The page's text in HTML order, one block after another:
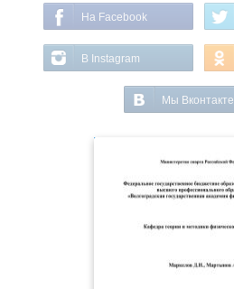
На Facebook
В Instagram
Мы Вконтакте